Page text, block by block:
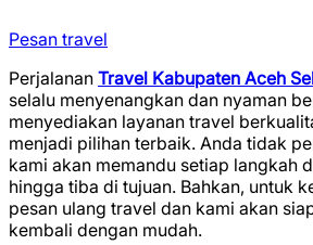
Pesan travel
Perjalanan Travel Kabupaten Aceh
selalu menyenangkan dan nyaman
menyediakan layanan travel
menjadi pilihan terbaik. Anda tidak
kami akan memandu setiap langkah
hingga tiba di tujuan. Bahkan, untuk
pesan ulang travel dan kami akan
kembali dengan mudah.